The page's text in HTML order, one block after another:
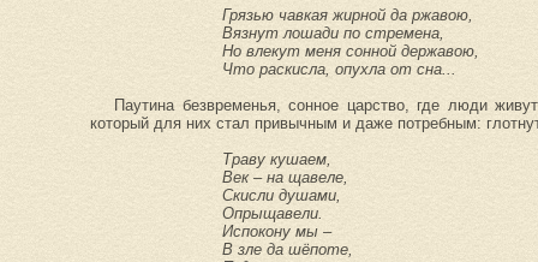
Грязью чавкая жирной да ржавою,
Вязнут лошади по стремена,
Но влекут меня сонной державою,
Что раскисла, опухла от сна...
Паутина безвременья, сонное царство, где люди
который для них стал привычным и даже потребным:
Траву кушаем,
Век – на щавеле,
Скисли душами,
Опрыщавели.
Испокону мы –
В зле да шёпоте,